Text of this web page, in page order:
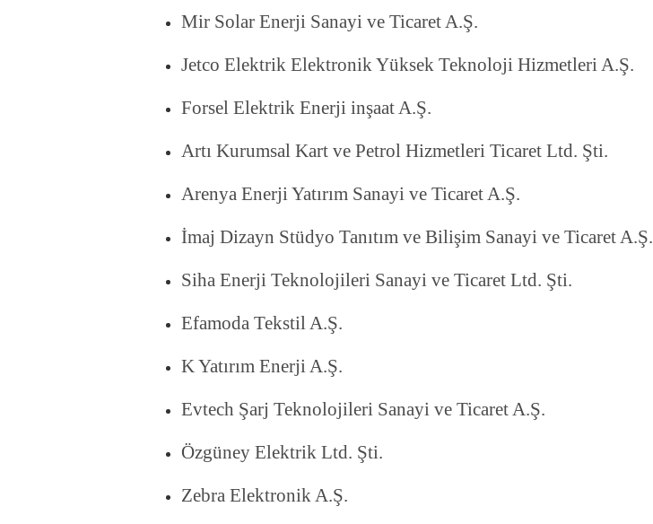
Mir Solar Enerji Sanayi ve Ticaret A.Ş.
Jetco Elektrik Elektronik Yüksek Teknoloji Hizmetleri A.Ş.
Forsel Elektrik Enerji inşaat A.Ş.
Artı Kurumsal Kart ve Petrol Hizmetleri Ticaret Ltd. Şti.
Arenya Enerji Yatırım Sanayi ve Ticaret A.Ş.
İmaj Dizayn Stüdyo Tanıtım ve Bilişim Sanayi ve Ticaret A.Ş.
Siha Enerji Teknolojileri Sanayi ve Ticaret Ltd. Şti.
Efamoda Tekstil A.Ş.
K Yatırım Enerji A.Ş.
Evtech Şarj Teknolojileri Sanayi ve Ticaret A.Ş.
Özgüney Elektrik Ltd. Şti.
Zebra Elektronik A.Ş.